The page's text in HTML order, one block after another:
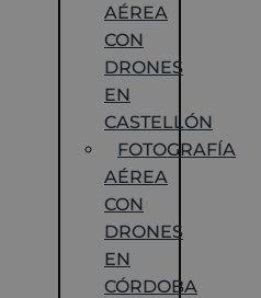
AÉREA
CON
DRONES
EN
CASTELLÓN
FOTOGRAFÍA
AÉREA
CON
DRONES
EN
CÓRDOBA